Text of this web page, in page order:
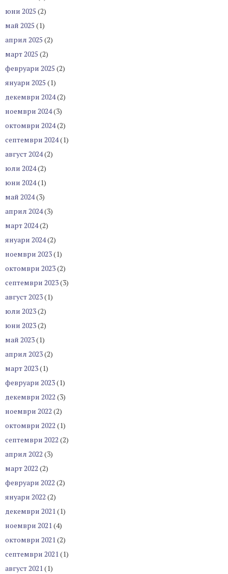
юни 2025 (2)
май 2025 (1)
април 2025 (2)
март 2025 (2)
февруари 2025 (2)
януари 2025 (1)
декември 2024(2)
ноември 2024(3)
октомври 2024(2)
септември 2024(1)
август 2024(2)
юли 2024(2)
юни 2024(1)
май 2024(3)
април 2024(3)
март 2024(2)
януари 2024(2)
ноември 2023(1)
октомври 2023(2)
септември 2023(3)
август 2023(1)
юли 2023(2)
юни 2023(2)
май 2023(1)
април 2023(2)
март 2023(1)
февруари 2023(1)
декември 2022 (3)
ноември 2022 (2)
октомври 2022 (1)
септември 2022 (2)
април 2022 (3)
март 2022 (2)
февруари 2022 (2)
януари 2022 (2)
декември 2021(1)
ноември 2021(4)
октомври 2021(2)
септември 2021(1)
август 2021(1)